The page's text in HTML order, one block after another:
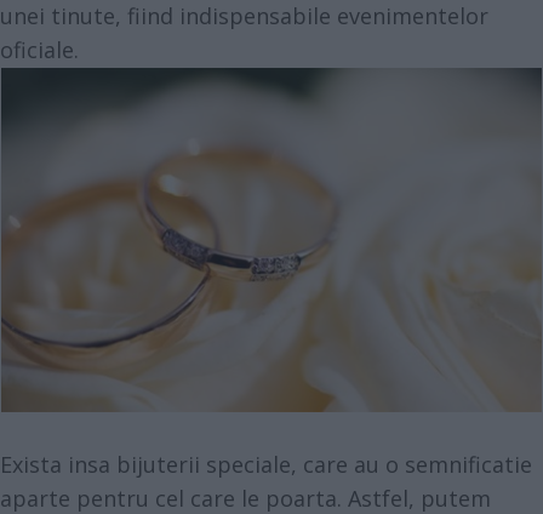
unei tinute, fiind indispensabile evenimentelor
oficiale.
Exista insa bijuterii speciale, care au o semnificatie
aparte pentru cel care le poarta. Astfel, putem